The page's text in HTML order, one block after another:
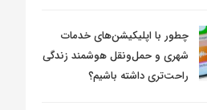
چطور با اپلیکیشن‌های خدمات
شهری و حمل‌ونقل هوشمند زندگی
راحت‌تری داشته باشیم؟